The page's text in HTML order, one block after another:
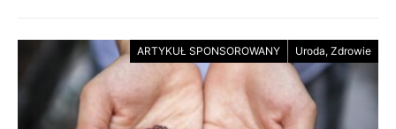
ARTYKUŁ SPONSOROWANY Uroda, Zdrowie